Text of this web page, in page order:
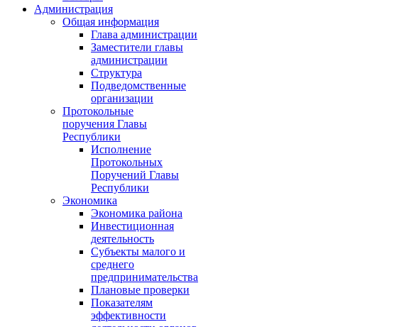
Администрация
Общая информация
Глава администрации
Заместители главы
администрации
Структура
Подведомственные
организации
Протокольные
поручения Главы
Республики
Исполнение
Протокольных
Поручений Главы
Республики
Экономика
Экономика района
Инвестиционная
деятельность
Субъекты малого и
среднего
предпринимательства
Плановые проверки
Показателям
эффективности